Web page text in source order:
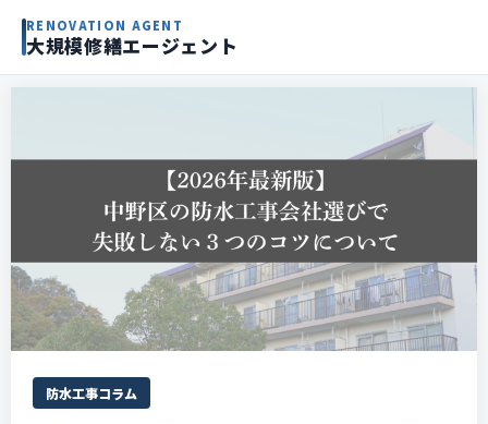
RENOVATION AGENT
大規模修繕エージェント
防水工事コラム